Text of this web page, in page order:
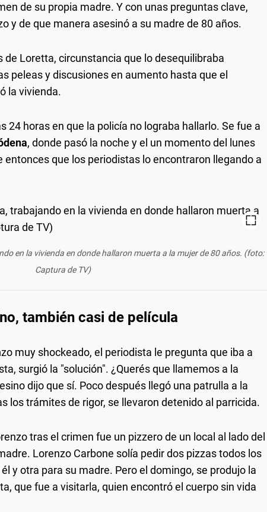
de su propia madre. Y con unas preguntas clave,
y de que manera asesinó a su madre de 80 años.
Loretta, circunstancia que lo desequilibraba
peleas y discusiones en aumento hasta que el
la vivienda.
24 horas en que la policía no lograba hallarlo. Se fue a
, donde pasó la noche y el un momento del lunes
entonces que los periodistas lo encontraron llegando a
en la vivienda en donde hallaron muerta a la mujer de 80 años. (foto:
Captura de TV)
también casi de película
muy shockeado, el periodista le pregunta que iba a
surgió la "solución". ¿Querés que llamemos a la
dijo que sí. Poco después llegó una patrulla a la
los trámites de rigor, se llevaron detenido al parricida.
tras el crimen fue un pizzero de un local al lado del
Lorenzo Carbone solía pedir dos pizzas todos los
y otra para su madre. Pero el domingo, se produjo la
que fue a visitarla, quien encontró el cuerpo sin vida